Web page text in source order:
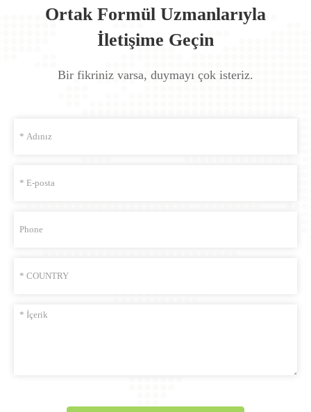
Ortak Formül Uzmanlarıyla
İletişime Geçin
Bir fikriniz varsa, duymayı çok isteriz.